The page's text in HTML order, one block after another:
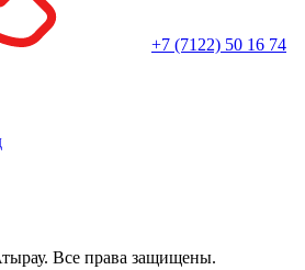
+7 (7122) 50 16 74
Все права защищены.